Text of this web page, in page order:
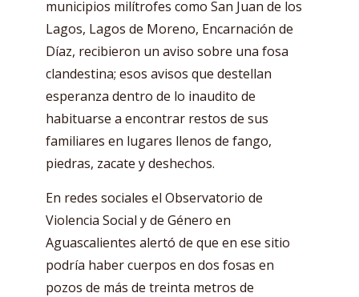
municipios milítrofes como San Juan de los
Lagos, Lagos de Moreno, Encarnación de
Díaz, recibieron un aviso sobre una fosa
clandestina; esos avisos que destellan
esperanza dentro de lo inaudito de
habituarse a encontrar restos de sus
familiares en lugares llenos de fango,
piedras, zacate y deshechos.
En redes sociales el Observatorio de
Violencia Social y de Género en
Aguascalientes alertó de que en ese sitio
podría haber cuerpos en dos fosas en
pozos de más de treinta metros de